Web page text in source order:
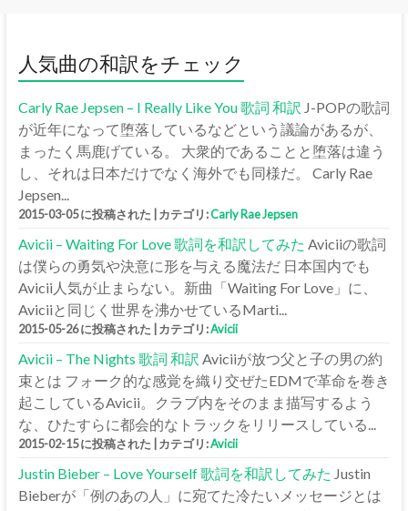
人気曲の和訳をチェック
Carly Rae Jepsen – I Really Like You 歌詞 和訳 J-POPの歌詞
が近年になって堕落しているなどという議論があるが、
まったく馬鹿げている。 大衆的であることと堕落は違う
し、それは日本だけでなく海外でも同様だ。 Carly Rae
Jepsen...
2015-03-05 に投稿された カテゴリ:Carly Rae Jepsen
Avicii – Waiting For Love 歌詞を和訳してみた Aviciiの歌詞
は僕らの勇気や決意に形を与える魔法だ 日本国内でも
Avicii人気が止まらない。新曲「Waiting For Love」に、
Aviciiと同じく世界を沸かせているMarti...
2015-05-26 に投稿された カテゴリ:Avicii
Avicii – The Nights 歌詞 和訳 Aviciiが放つ父と子の男の約
束とは フォーク的な感覚を織り交ぜたEDMで革命を巻き
起こしているAvicii。クラブ内をそのまま描写するよう
な、ひたすらに都会的なトラックをリリースしている...
2015-02-15 に投稿された カテゴリ:Avicii
Justin Bieber – Love Yourself 歌詞を和訳してみた Justin
Bieberが「例のあの人」に宛てた冷たいメッセージとは